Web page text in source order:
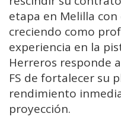
etapa en Melilla
creciendo como
experiencia en la
Herreros responde
FS de fortalecer su
rendimiento
proyección.